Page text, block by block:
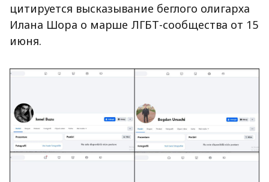
цитируется высказывание беглого олигарха
Илана Шора о марше ЛГБТ-сообщества от 15
июня.